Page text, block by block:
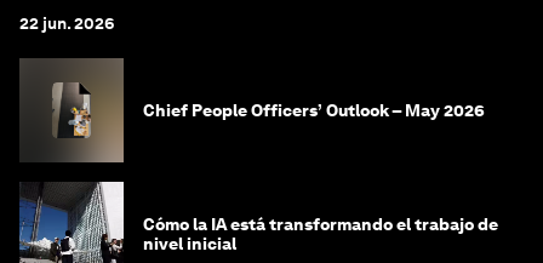
22 jun. 2026
Chief People Officers’ Outlook – May 2026
Cómo la IA está transformando el trabajo de
nivel inicial